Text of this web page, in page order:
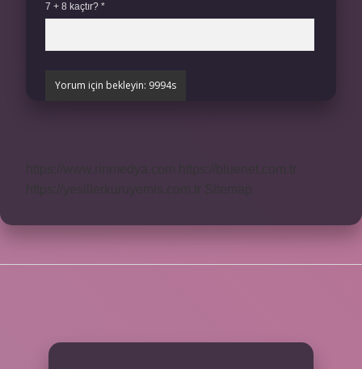
7 + 8 kaçtır? *